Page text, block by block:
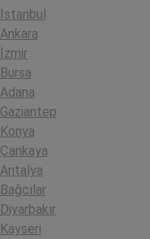
İstanbul
Ankara
İzmir
Bursa
Adana
Gaziantep
Konya
Çankaya
Antalya
Bağcılar
Diyarbakır
Kayseri